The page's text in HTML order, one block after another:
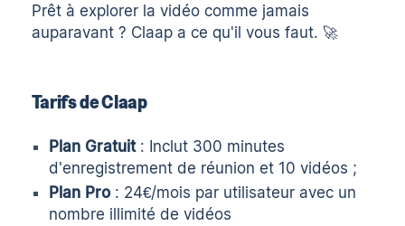
Prêt à explorer la vidéo comme jamais
auparavant ? Claap a ce qu'il vous faut. 🚀
Tarifs de Claap
Plan Gratuit: Inclut 300 minutes
d'enregistrement de réunion et 10 vidéos ;
Plan Pro : 24€/mois par utilisateur avec un
nombre illimité de vidéos